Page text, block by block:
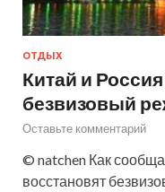
ОТДЫХ
Китай и
безвизовый
Оставьте комментарий
© natchen Как
восстановят